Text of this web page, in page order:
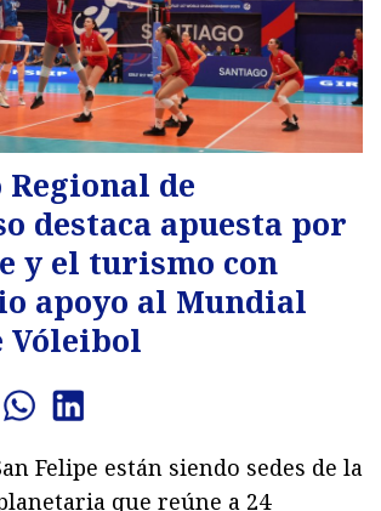
de
destaca apuesta por
y el turismo con
apoyo al Mundial
Vóleibol
Felipe están siendo sedes de la
que reúne a 24